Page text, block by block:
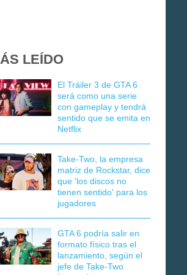
LEÍDO
El Tráiler 3 de GTA 6
será como una serie
con gameplay y tendrá
sentido que se emita en
Netflix
Take-Two, la empresa
matriz de Rockstar, dice
que 'los discos no
tienen sentido' para los
jugadores
GTA 6 podría salir en
formato físico tras el
lanzamiento, según el
jefe de Take-Two